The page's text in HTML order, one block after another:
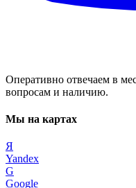
Оперативно отвечаем в
вопросам и наличию.
Мы на картах
Я
Yandex
G
Google